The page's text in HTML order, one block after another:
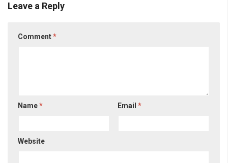
Leave a Reply
Comment*
Name* Email*
Website